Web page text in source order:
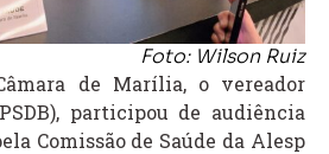
Foto: Wilson Ruiz
de Marília, o vereador
participou de audiência
Comissão de Saúde da Alesp